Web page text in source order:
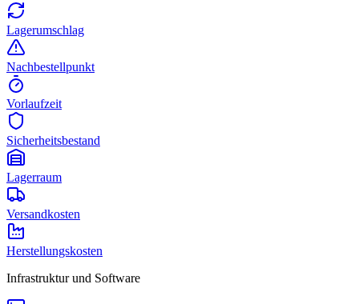
Lagerumschlag
Nachbestellpunkt
Vorlaufzeit
Sicherheitsbestand
Lagerraum
Versandkosten
Herstellungskosten
Infrastruktur und Software